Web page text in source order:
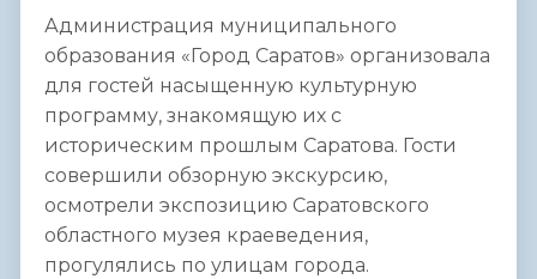
Администрация муниципального
образования «Город Саратов» организовала
для гостей насыщенную культурную
программу, знакомящую их с
историческим прошлым Саратова. Гости
совершили обзорную экскурсию,
осмотрели экспозицию Саратовского
областного музея краеведения,
прогулялись по улицам города.